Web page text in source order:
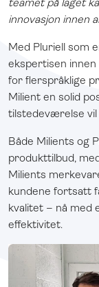
innovasjon innen
Med Pluriell som
ekspertisen
for flerspråklige
Milient en solid
tilstedeværelse vil
Både Milients og
produkttilbud,
Milients
kundene fortsatt
kvalitet – nå med
effektivitet.